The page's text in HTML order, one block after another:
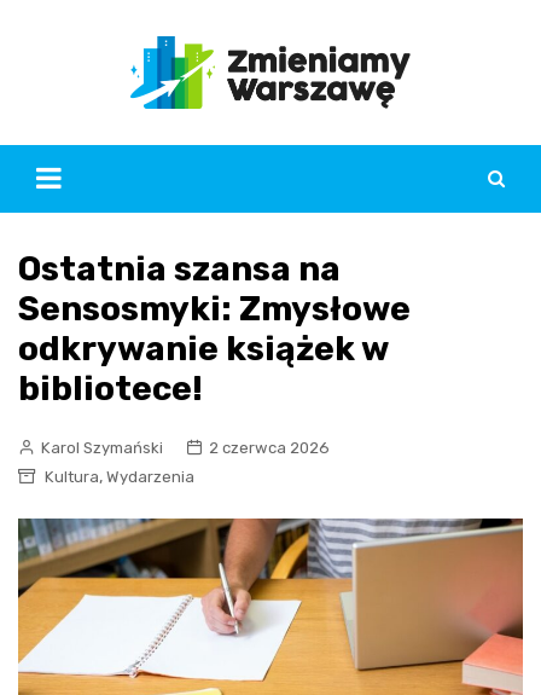
Ostatnia szansa na
Sensosmyki: Zmysłowe
odkrywanie książek w
bibliotece!
Karol Szymański
2 czerwca 2026
Kultura, Wydarzenia